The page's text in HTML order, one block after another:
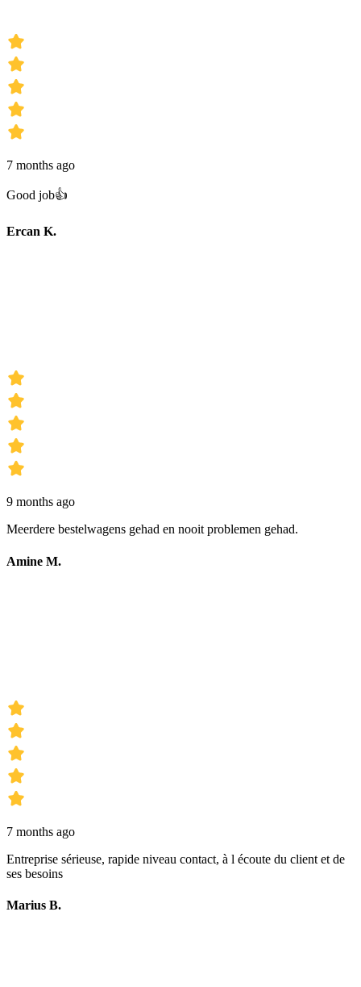
7 months ago
Good job👍
Ercan K.
9 months ago
Meerdere bestelwagens gehad en nooit problemen gehad.
Amine M.
7 months ago
Entreprise sérieuse, rapide niveau contact, à l écoute du client et de
ses besoins
Marius B.